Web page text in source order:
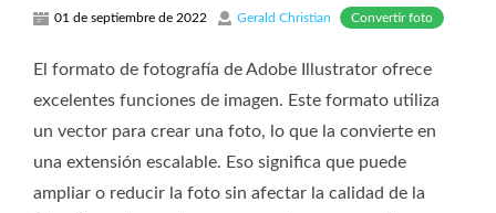
01 de septiembre de 2022 Gerald Christian Convertir foto
El formato de fotografía de Adobe Illustrator ofrece
excelentes funciones de imagen. Este formato utiliza
un vector para crear una foto, lo que la convierte en
una extensión escalable. Eso significa que puede
ampliar o reducir la foto sin afectar la calidad de la